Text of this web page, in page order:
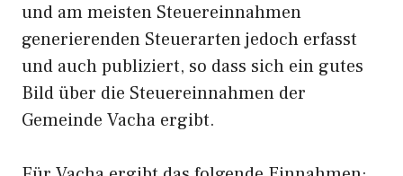
und am meisten Steuereinnahmen
generierenden Steuerarten jedoch erfasst
und auch publiziert, so dass sich ein gutes
Bild über die Steuereinnahmen der
Gemeinde Vacha ergibt.